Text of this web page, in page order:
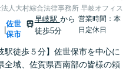
人大村綜合法律事務所 早岐オフィス
|
佐世
保市
早岐駅 から
徒歩5分
営業時間：本
日定休日
駅徒歩５分】佐世保市を中心に
全域、佐賀県西南部の皆様の頼